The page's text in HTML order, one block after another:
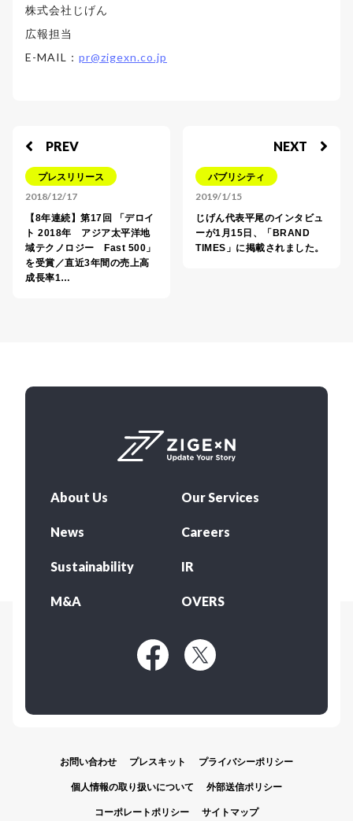
株式会社じげん
広報担当
E-MAIL： pr@zigexn.co.jp
PREV
プレスリリース
2018/12/17
【8年連続】第17回 「デロイ
ト 2018年 アジア太平洋地
域テクノロジー Fast 500」
を受賞／直近3年間の売上高
成長率1…
NEXT
パブリシティ
2019/1/15
じげん代表平尾のインタビュ
ーが1月15日、「BRAND
TIMES」に掲載されました。
About Us Our Services
News Careers
Sustainability IR
M&A OVERS
お問い合わせ プレスキット プライバシーポリシー
個人情報の取り扱いについて 外部送信ポリシー
コーポレートポリシー サイトマップ